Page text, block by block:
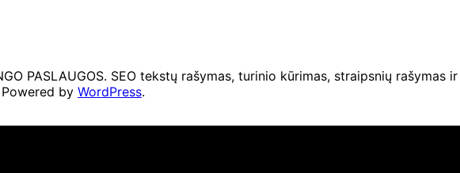
PASLAUGOS. SEO tekstų rašymas, turinio kūrimas, straipsnių
Powered by WordPress.